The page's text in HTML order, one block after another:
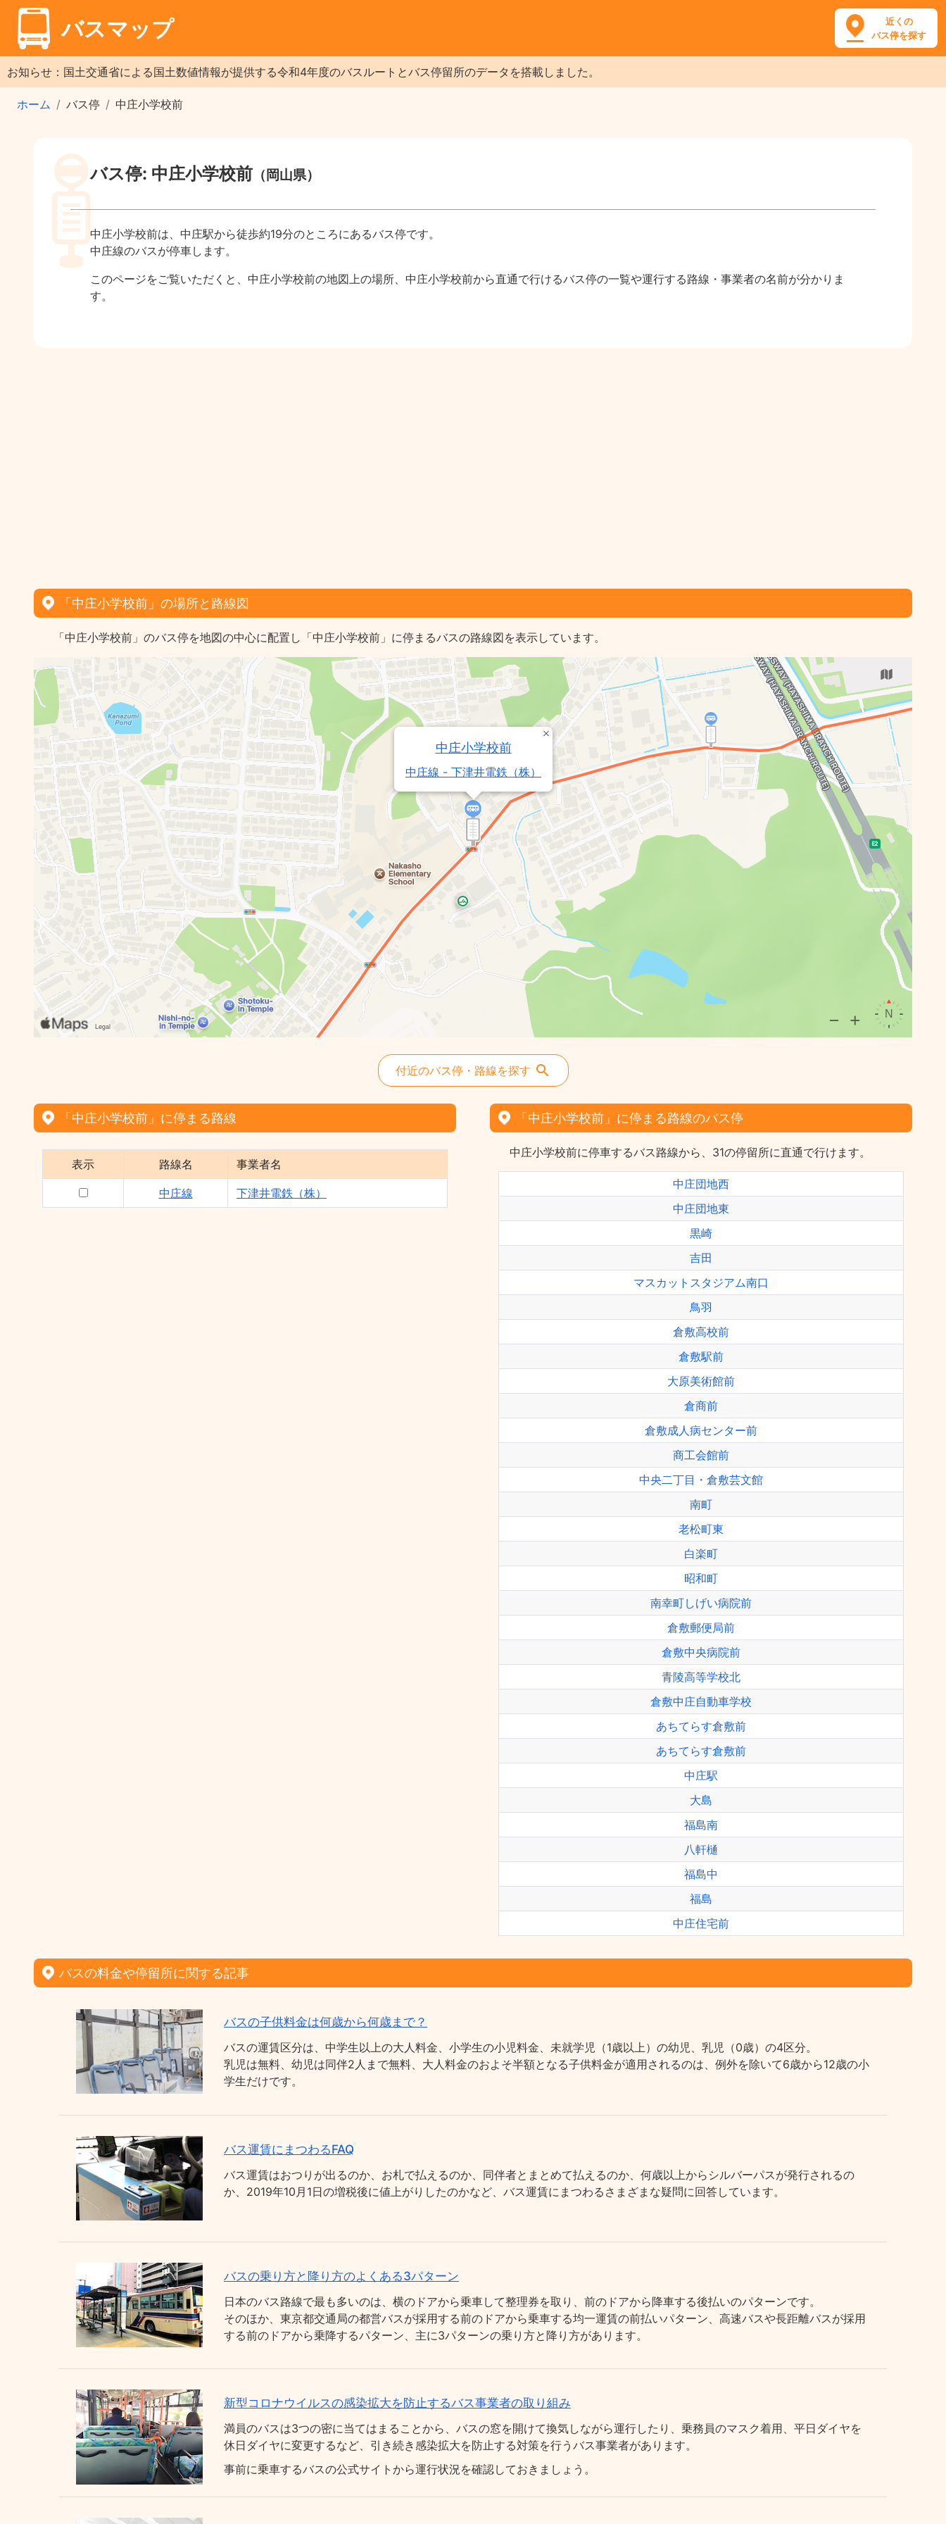
バスマップ
近くの
バス停を探す
お知らせ：国土交通省による国土数値情報が提供する令和4年度のバスルートとバス停留所のデータを搭載しました。
ホーム バス停 中庄小学校前
バス停: 中庄小学校前 （岡山県）
中庄小学校前は、中庄駅から徒歩約19分のところにあるバス停です。
中庄線のバスが停車します。
このページをご覧いただくと、中庄小学校前の地図上の場所、中庄小学校前から直通で行けるバス停の一覧や運行する路線・事業者の名前が分かりま
す。
「中庄小学校前」の場所と路線図
「中庄小学校前」のバス停を地図の中心に配置し「中庄小学校前」に停まるバスの路線図を表示しています。
中庄小学校前
中庄線 - 下津井電鉄（株）
付近のバス停・路線を探す
「中庄小学校前」に停まる路線
表示 路線名 事業者名
中庄線 下津井電鉄（株）
「中庄小学校前」に停まる路線のバス停
中庄小学校前に停車するバス路線から、31の停留所に直通で行けます。
中庄団地西
中庄団地東
黒崎
吉田
マスカットスタジアム南口
鳥羽
倉敷高校前
倉敷駅前
大原美術館前
倉商前
倉敷成人病センター前
商工会館前
中央二丁目・倉敷芸文館
南町
老松町東
白楽町
昭和町
南幸町しげい病院前
倉敷郵便局前
倉敷中央病院前
青陵高等学校北
倉敷中庄自動車学校
あちてらす倉敷前
あちてらす倉敷前
中庄駅
大島
福島南
八軒樋
福島中
福島
中庄住宅前
バスの料金や停留所に関する記事
バスの子供料金は何歳から何歳まで？
バスの運賃区分は、中学生以上の大人料金、小学生の小児料金、未就学児（1歳以上）の幼児、乳児（0歳）の4区分。
乳児は無料、幼児は同伴2人まで無料、大人料金のおよそ半額となる子供料金が適用されるのは、例外を除いて6歳から12歳の小
学生だけです。
バス運賃にまつわるFAQ
バス運賃はおつりが出るのか、お札で払えるのか、同伴者とまとめて払えるのか、何歳以上からシルバーパスが発行されるの
か、2019年10月1日の増税後に値上がりしたのかなど、バス運賃にまつわるさまざまな疑問に回答しています。
バスの乗り方と降り方のよくある3パターン
日本のバス路線で最も多いのは、横のドアから乗車して整理券を取り、前のドアから降車する後払いのパターンです。
そのほか、東京都交通局の都営バスが採用する前のドアから乗車する均一運賃の前払いパターン、高速バスや長距離バスが採用
する前のドアから乗降するパターン、主に3パターンの乗り方と降り方があります。
新型コロナウイルスの感染拡大を防止するバス事業者の取り組み
満員のバスは3つの密に当てはまることから、バスの窓を開けて換気しながら運行したり、乗務員のマスク着用、平日ダイヤを
休日ダイヤに変更するなど、引き続き感染拡大を防止する対策を行うバス事業者があります。
事前に乗車するバスの公式サイトから運行状況を確認しておきましょう。